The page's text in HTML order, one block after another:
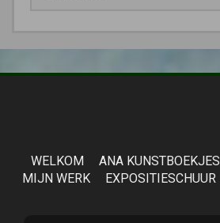
WELKOM ANA KUNSTBOEKJES
MIJN WERK
EXPOSITIESCHUUR